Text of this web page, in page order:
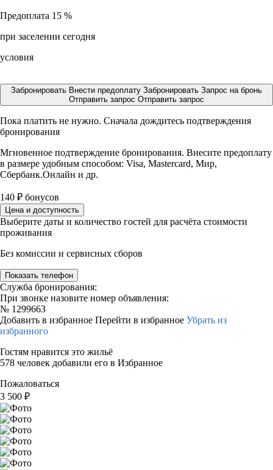
Предоплата 15 %
при заселении сегодня
условия
Забронировать Внести предоплату Забронировать Запрос на бронь
Отправить запрос Отправить запрос
Пока платить не нужно. Сначала дождитесь подтверждения
бронирования
Мгновенное подтверждение бронирования. Внесите предоплату
в размере удобным способом: Visa, Mastercard, Мир,
Сбербанк.Онлайн и др.
140 ₽ бонусов
Цена и доступность
Выберите даты и количество гостей для расчёта стоимости
проживания
Без комиссии и сервисных сборов
Показать телефон
Служба бронирования:
При звонке назовите номер объявления:
№ 1299663
Добавить в избранное Перейти в избранное Убрать из
избранного
Гостям нравится это жильё
578 человек добавили его в Избранное
Пожаловаться
3 500 ₽